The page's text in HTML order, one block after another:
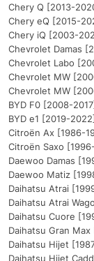
Chery Q [2013-
Chery eQ [2015-
Chery iQ [2003-
Chevrolet Damas
Chevrolet Labo
Chevrolet MW
Chevrolet MW
BYD F0 [2008-2017]
BYD e1 [2019-2022]
Citroën Ax [1986-
Citroën Saxo
Daewoo Damas
Daewoo Matiz
Daihatsu Atrai
Daihatsu Atrai
Daihatsu Cuore
Daihatsu Gran
Daihatsu Hijet
Daihatsu Hijet